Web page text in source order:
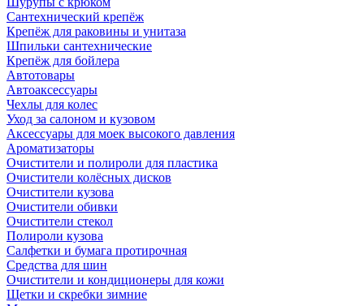
Сантехнический крепёж
Крепёж для раковины и унитаза
Шпильки сантехнические
Крепёж для бойлера
Автотовары
Автоаксессуары
Чехлы для колес
Уход за салоном и кузовом
Аксессуары для моек высокого давления
Ароматизаторы
Очистители и полироли для пластика
Очистители колёсных дисков
Очистители кузова
Очистители обивки
Очистители стекол
Полироли кузова
Салфетки и бумага протирочная
Средства для шин
Очистители и кондиционеры для кожи
Щетки и скребки зимние